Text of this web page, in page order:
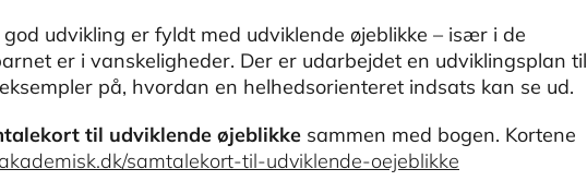
udvikling er fyldt med udviklende øjeblikke – især i de
er i vanskeligheder. Der er udarbejdet en udviklingsplan til
på, hvordan en helhedsorienteret indsats kan se ud.
til udviklende øjeblikke sammen med bogen. Kortene
samtalekort-til-udviklende-oejeblikke